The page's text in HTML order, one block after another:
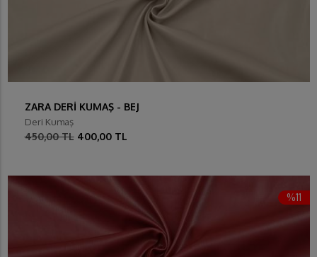
ZARA DERİ KUMAŞ - BEJ
Deri Kumaş
450,00 TL 400,00 TL
%11